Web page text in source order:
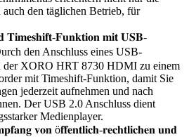
den täglichen Betrieb, für
𝐅𝐮𝐧𝐤𝐭𝐢𝐨𝐧 𝐦𝐢𝐭 𝐔𝐒𝐁-
den Anschluss eines USB-
der XORO HRT 8730 HDMI zu einem
mit Timeshift-Funktion, damit Sie
jederzeit aufnehmen und nach
Der USB 2.0 Anschluss dient
Medienplayer.
𝐯𝐨𝐧 ö𝐟𝐟𝐞𝐧𝐭𝐥𝐢𝐜𝐡-𝐫𝐞𝐜𝐡𝐭𝐥𝐢𝐜𝐡𝐞𝐧 𝐮𝐧𝐝